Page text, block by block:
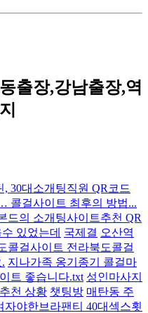
출장,강남출장,역
, 30대소개팅직원 QR코드
콜걸사이트 최후의 방법...
드의 소개팅사이트추천 QR
있었는데 국제결 오산역
콜걸사이트 전라북도콜걸
지나가족 옹기종기 콜걸마
트 좋습니다.txt 성인마사지
천 상황 챗팅방 매탄동 주
자야한브라팬티 40대섹스횟